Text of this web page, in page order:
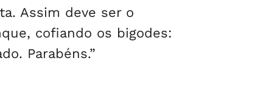
Assim deve ser o
cofiando os bigodes:
Parabéns.”